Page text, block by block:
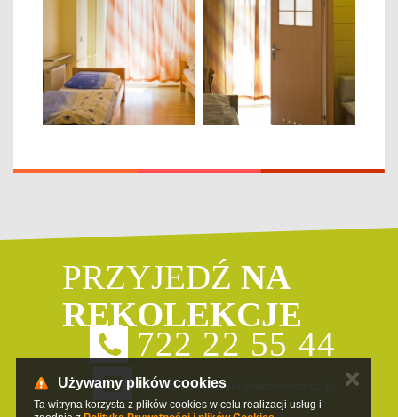
PRZYJEDŹ NA
REKOLEKCJE
722 22 55 44
kontakt@rekolekcjeskorzeszyce.pl
Używamy plików cookies
Ta witryna korzysta z plików cookies w celu realizacji usług i
✕